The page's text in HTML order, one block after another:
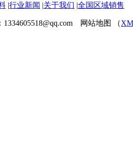
|行业新闻 |关于我们 |全国区域销售
网站地图 （